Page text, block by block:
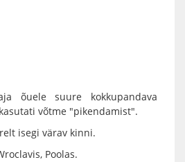
õuele suure kokkupandava
võtme "pikendamist".
isegi värav kinni.
Poolas.